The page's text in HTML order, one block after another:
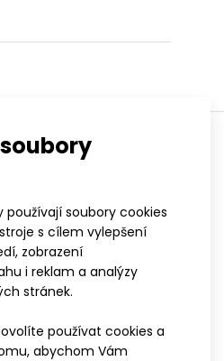
používají soubory cookies
s cílem vylepšení
zobrazení
i reklam a analýzy
stránek.
používat cookies a
abychom Vám
produkty